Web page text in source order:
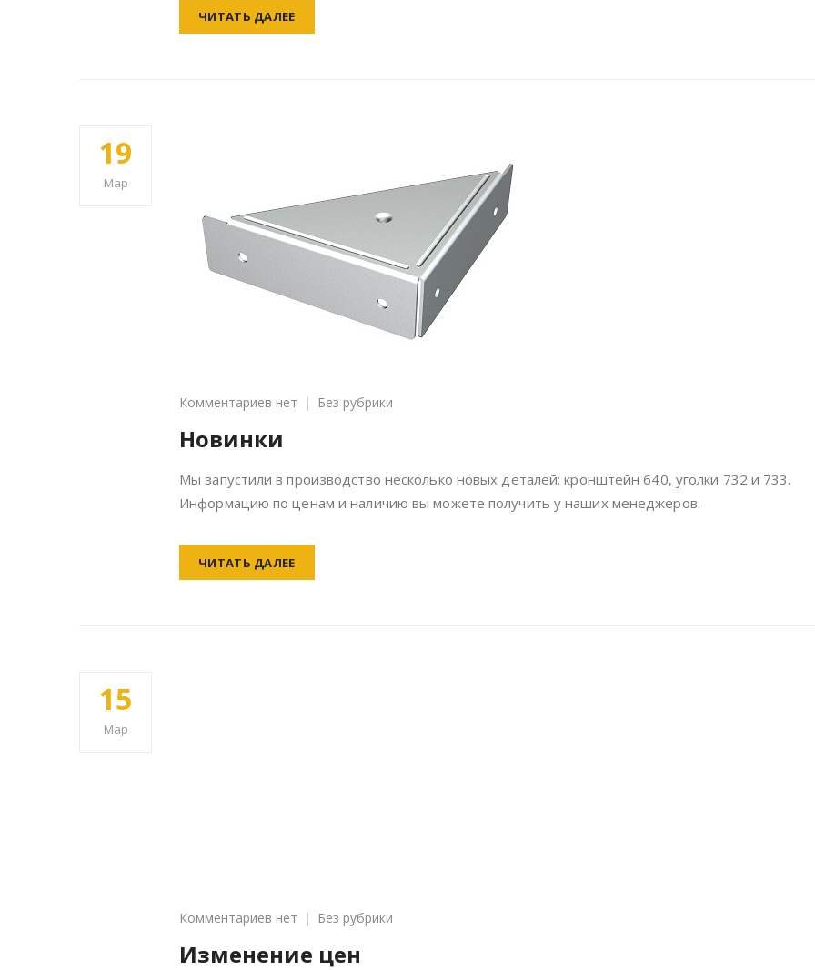
ЧИТАТЬ ДАЛЕЕ
19
Мар
Комментариев к
Новинки
нет Без рубрики
Новинки
Мы запустили в производство несколько новых деталей: кронштейн 640, уголки 732 и 733.
Информацию по ценам и наличию вы можете получить у наших менеджеров.
ЧИТАТЬ ДАЛЕЕ
15
Мар
Комментариев к
Изменение
нет Без рубрики
Изменение цен